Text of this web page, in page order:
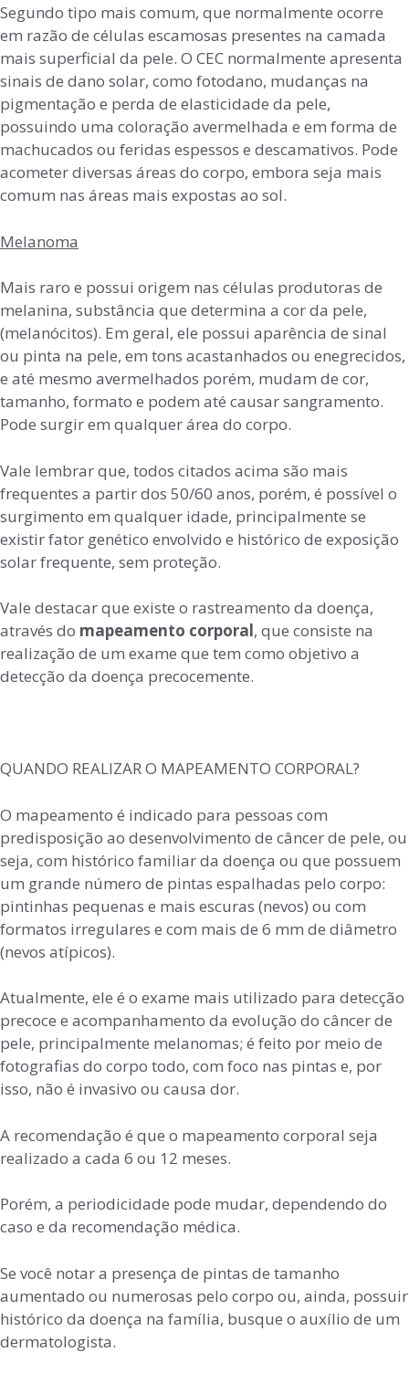
Segundo tipo mais comum, que normalmente ocorre
em razão de células escamosas presentes na camada
mais superficial da pele. O CEC normalmente apresenta
sinais de dano solar, como fotodano, mudanças na
pigmentação e perda de elasticidade da pele,
possuindo uma coloração avermelhada e em forma de
machucados ou feridas espessos e descamativos. Pode
acometer diversas áreas do corpo, embora seja mais
comum nas áreas mais expostas ao sol.
Melanoma
Mais raro e possui origem nas células produtoras de
melanina, substância que determina a cor da pele,
(melanócitos). Em geral, ele possui aparência de sinal
ou pinta na pele, em tons acastanhados ou enegrecidos,
e até mesmo avermelhados porém, mudam de cor,
tamanho, formato e podem até causar sangramento.
Pode surgir em qualquer área do corpo.
Vale lembrar que, todos citados acima são mais
frequentes a partir dos 50/60 anos, porém, é possível o
surgimento em qualquer idade, principalmente se
existir fator genético envolvido e histórico de exposição
solar frequente, sem proteção.
Vale destacar que existe o rastreamento da doença,
através do mapeamento corporal, que consiste na
realização de um exame que tem como objetivo a
detecção da doença precocemente.
QUANDO REALIZAR O MAPEAMENTO CORPORAL?
O mapeamento é indicado para pessoas com
predisposição ao desenvolvimento de câncer de pele, ou
seja, com histórico familiar da doença ou que possuem
um grande número de pintas espalhadas pelo corpo:
pintinhas pequenas e mais escuras (nevos) ou com
formatos irregulares e com mais de 6 mm de diâmetro
(nevos atípicos).
Atualmente, ele é o exame mais utilizado para detecção
precoce e acompanhamento da evolução do câncer de
pele, principalmente melanomas; é feito por meio de
fotografias do corpo todo, com foco nas pintas e, por
isso, não é invasivo ou causa dor.
A recomendação é que o mapeamento corporal seja
realizado a cada 6 ou 12 meses.
Porém, a periodicidade pode mudar, dependendo do
caso e da recomendação médica.
Se você notar a presença de pintas de tamanho
aumentado ou numerosas pelo corpo ou, ainda, possuir
histórico da doença na família, busque o auxílio de um
dermatologista.